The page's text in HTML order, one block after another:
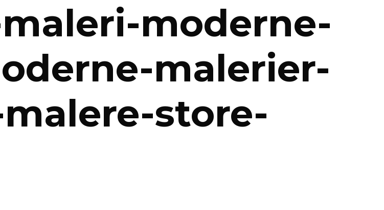
moderne-
malerier-
store-